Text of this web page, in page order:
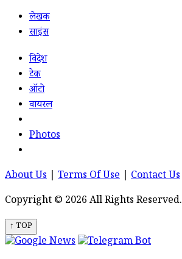
लेखक
साइंस
विदेश
टेक
ऑटो
वायरल
Photos
About Us Terms Of Use Contact Us
Copyright © 2026 All Rights Reserved.
↑ TOP